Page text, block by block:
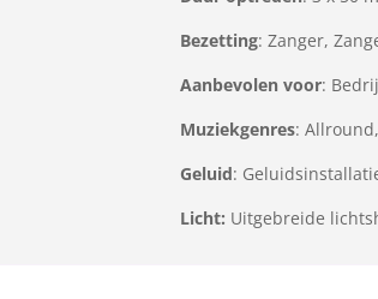
Bezetting: Zanger,
Aanbevolen voor:
Muziekgenres:
Geluid:
Licht: Uitgebreide